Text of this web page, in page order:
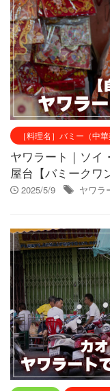
［料理名］バミー（中華
ヤワラート｜ソイ
屋台【バミークワ
2025/5/9 ヤワラ